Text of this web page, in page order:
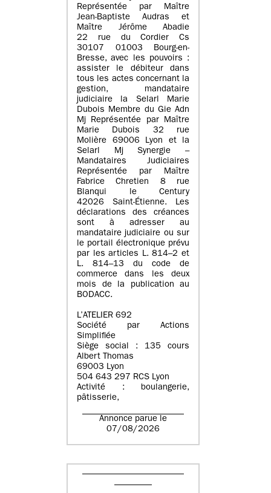
Représentée par Maître
Jean-Baptiste Audras et
Maître Jérôme Abadie
22 rue du Cordier Cs
30107 01003 Bourg-en-
Bresse, avec les pouvoirs :
assister le débiteur dans
tous les actes concernant la
gestion, mandataire
judiciaire la Selarl Marie
Dubois Membre du Gie Adn
Mj Représentée par Maître
Marie Dubois 32 rue
Molière 69006 Lyon et la
Selarl Mj Synergie –
Mandataires Judiciaires
Représentée par Maître
Fabrice Chretien 8 rue
Blanqui le Century
42026 Saint-Étienne. Les
déclarations des créances
sont à adresser au
mandataire judiciaire ou sur
le portail électronique prévu
par les articles L. 814–2 et
L. 814–13 du code de
commerce dans les deux
mois de la publication au
BODACC.
L’ATELIER 692
Société par Actions
Simplifiée
Siège social : 135 cours
Albert Thomas
69003 Lyon
504 643 297 RCS Lyon
Activité : boulangerie,
pâtisserie,
Annonce parue le
07/08/2026